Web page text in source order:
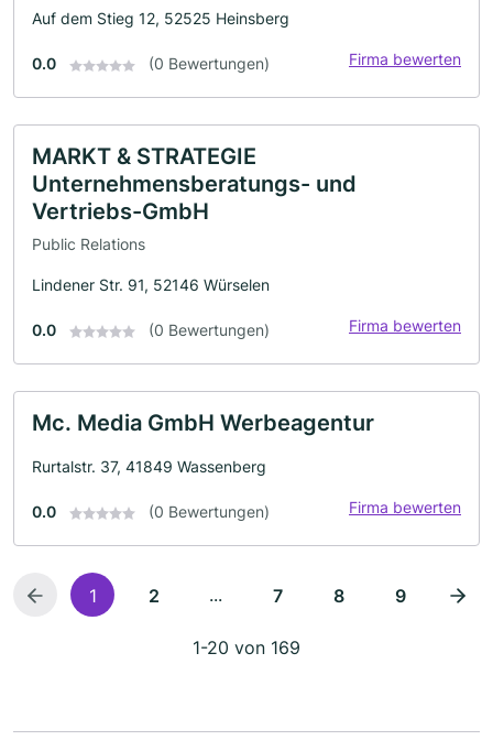
Auf dem Stieg 12, 52525 Heinsberg
0.0 (0 Bewertungen) Firma bewerten
MARKT & STRATEGIE
Unternehmensberatungs- und
Vertriebs-GmbH
Public Relations
Lindener Str. 91, 52146 Würselen
0.0 (0 Bewertungen) Firma bewerten
Mc. Media GmbH Werbeagentur
Rurtalstr. 37, 41849 Wassenberg
0.0 (0 Bewertungen) Firma bewerten
1 2 ... 7 8 9
1-20 von 169